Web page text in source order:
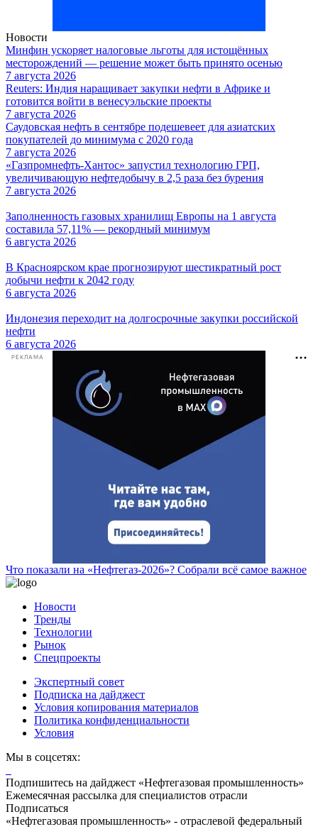
Новости
Минфин ускоряет налоговые льготы для истощённых
месторождений — решение может быть принято осенью
7 августа 2026
Reuters: Индия наращивает закупки нефти в Африке и
готовится войти в венесуэльские проекты
7 августа 2026
Саудовская нефть в сентябре подешевеет для азиатских
покупателей до минимума с 2020 года
7 августа 2026
«Газпромнефть-Хантос» запустил технологию ГРП,
увеличивающую нефтедобычу в 2,5 раза без бурения
7 августа 2026
Заполненность газовых хранилищ Европы на 1 августа
составила 57,11% — рекордный минимум
6 августа 2026
В Красноярском крае прогнозируют шестикратный рост
добычи нефти к 2042 году
6 августа 2026
Индонезия переходит на долгосрочные закупки российской
нефти
6 августа 2026
РЕКЛАМА
Что показали на «Нефтегаз-2026»? Собрали всё самое важное
Новости
Тренды
Технологии
Рынок
Спецпроекты
Экспертный совет
Подписка на дайджест
Условия копирования материалов
Политика конфиденциальности
Условия
Мы в соцсетях:
Подпишитесь на дайджест «Нефтегазовая промышленность»
Ежемесячная рассылка для специалистов отрасли
Подписаться
«Нефтегазовая промышленность» - отраслевой федеральный